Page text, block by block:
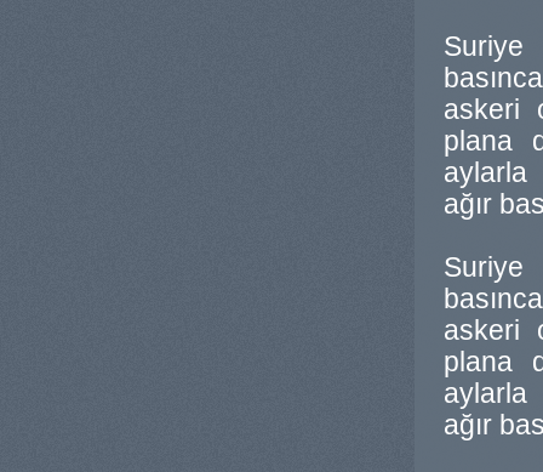
Suriye
askeri
plana
aylarla
ağır
Suriye
askeri
plana
aylarla
ağır